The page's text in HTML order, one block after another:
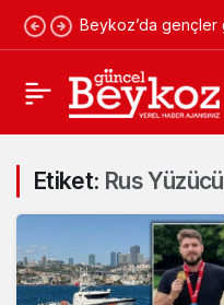
Beykoz’da
Etiket: Rus